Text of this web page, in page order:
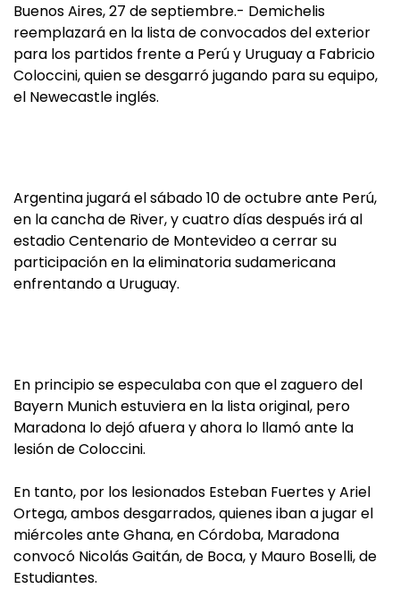
Buenos Aires, 27 de septiembre.- Demichelis
reemplazará en la lista de convocados del exterior
para los partidos frente a Perú y Uruguay a Fabricio
Coloccini, quien se desgarró jugando para su equipo,
el Newecastle inglés.
Argentina jugará el sábado 10 de octubre ante Perú,
en la cancha de River, y cuatro días después irá al
estadio Centenario de Montevideo a cerrar su
participación en la eliminatoria sudamericana
enfrentando a Uruguay.
En principio se especulaba con que el zaguero del
Bayern Munich estuviera en la lista original, pero
Maradona lo dejó afuera y ahora lo llamó ante la
lesión de Coloccini.
En tanto, por los lesionados Esteban Fuertes y Ariel
Ortega, ambos desgarrados, quienes iban a jugar el
miércoles ante Ghana, en Córdoba, Maradona
convocó Nicolás Gaitán, de Boca, y Mauro Boselli, de
Estudiantes.